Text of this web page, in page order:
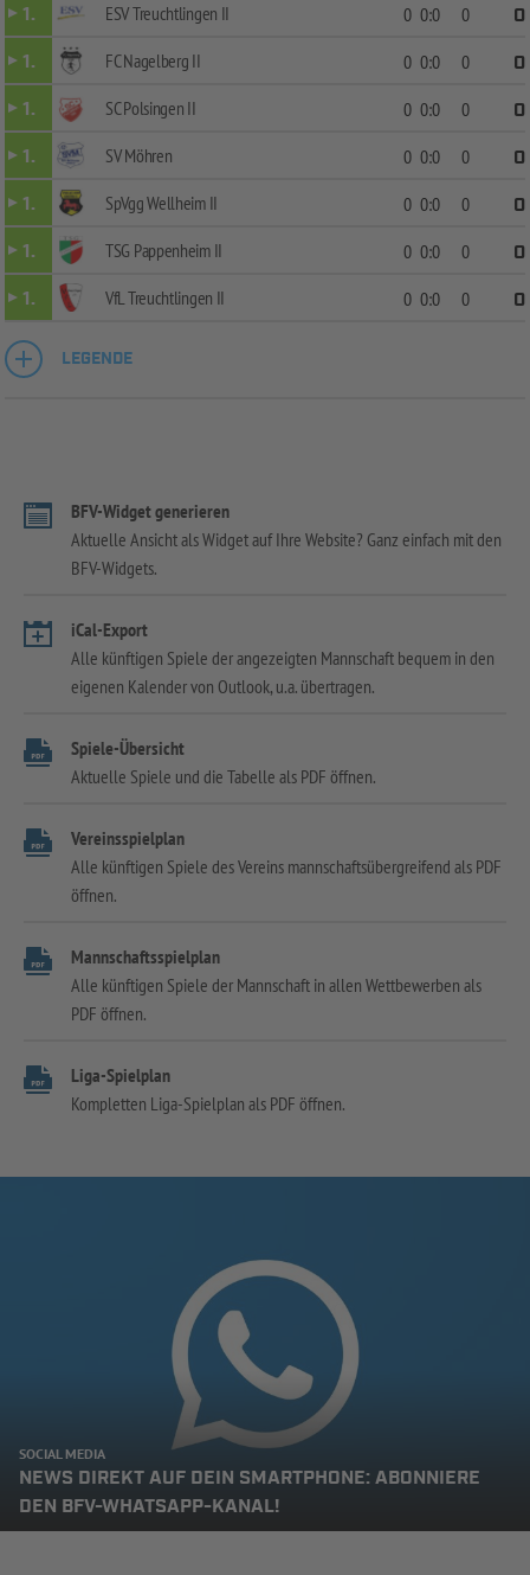
1.
ESV Treuchtlingen II 0 0:0 0
0
1.
FC Nagelberg II 0 0:0 0
0
1.
SC Polsingen II 0 0:0 0
0
1.
SV Möhren 0 0:0 0
0
1.
SpVgg Wellheim II 0 0:0 0
0
1.
TSG Pappenheim II 0 0:0 0
0
1.
VfL Treuchtlingen II 0 0:0 0 0
LEGENDE
BFV-Widget generieren
Aktuelle Ansicht als Widget auf Ihre Website? Ganz einfach mit den
BFV-Widgets.
iCal-Export
Alle künftigen Spiele der angezeigten Mannschaft bequem in den
eigenen Kalender von Outlook, u.a. übertragen.
Spiele-Übersicht
Aktuelle Spiele und die Tabelle als PDF öffnen.
Vereinsspielplan
Alle künftigen Spiele des Vereins mannschaftsübergreifend als PDF
öffnen.
Mannschaftsspielplan
Alle künftigen Spiele der Mannschaft in allen Wettbewerben als
PDF öffnen.
Liga-Spielplan
Kompletten Liga-Spielplan als PDF öffnen.
SOCIAL MEDIA
NEWS DIREKT AUF DEIN SMARTPHONE: ABONNIERE
DEN BFV-WHATSAPP-KANAL!